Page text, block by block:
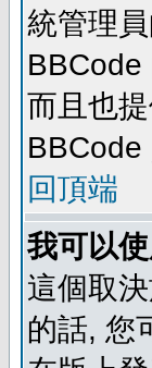
統管理
BBCode
而且也
BBCode
回頂端
我可以
這個取
的話, 您